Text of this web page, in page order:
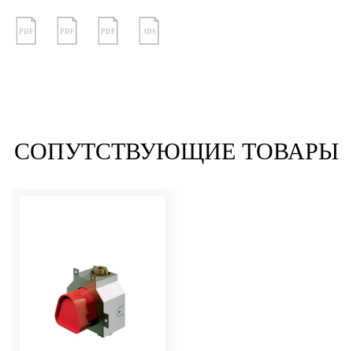
PDF PDF PDF 3DS
СОПУТСТВУЮЩИЕ ТОВАРЫ